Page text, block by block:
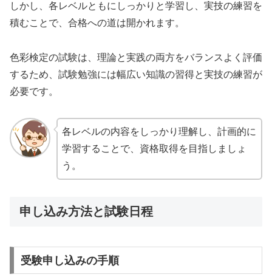
しかし、各レベルともにしっかりと学習し、実技の練習を
積むことで、合格への道は開かれます。
色彩検定の試験は、理論と実践の両方をバランスよく評価
するため、試験勉強には幅広い知識の習得と実技の練習が
必要です。
各レベルの内容をしっかり理解し、計画的に
学習することで、資格取得を目指しましょ
う。
申し込み方法と試験日程
受験申し込みの手順